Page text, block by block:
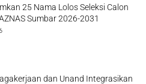
25 Nama Lolos Seleksi Calon
Sumbar 2026-2031
dan Unand Integrasikan